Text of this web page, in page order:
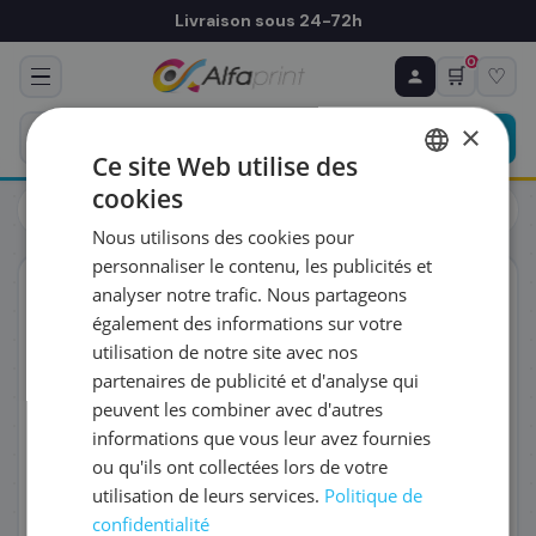
Livraison sous 24-72h
🛒
0
♡
Toners
Brother
ORIGINAL
♻ COMMANDE RÉCURRENTE
Prévoyez & économisez
Programmez votre prochain achat — notre équipe
vous prépare un devis personnalisé
RÉFÉRENCE DU PRODUIT
FRÉQUENCE
QUANTITÉ PAR LIVRAISON
DATE DE PREMIÈRE LIVRAISON SOUHAITÉE
×
Ce site Web utilise des
cookies
Nous utilisons des cookies pour
personnaliser le contenu, les publicités et
analyser notre trafic. Nous partageons
également des informations sur votre
utilisation de notre site avec nos
partenaires de publicité et d'analyse qui
peuvent les combiner avec d'autres
informations que vous leur avez fournies
ou qu'ils ont collectées lors de votre
utilisation de leurs services. Politique de
confidentialité